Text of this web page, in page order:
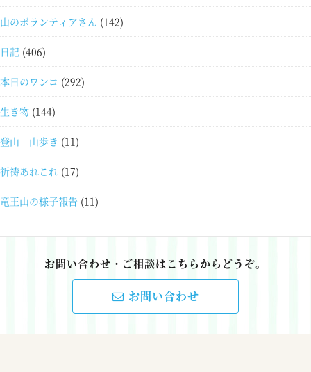
山のボランティアさん (142)
日記 (406)
本日のワンコ (292)
生き物 (144)
登山 山歩き (11)
祈祷あれこれ (17)
竜王山の様子報告 (11)
お問い合わせ・ご相談はこちらからどうぞ。
お問い合わせ